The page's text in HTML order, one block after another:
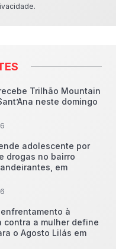
Trilhão Mountain
neste domingo
adolescente por
drogas no bairro
em
à
contra a mulher define
o Agosto Lilás em